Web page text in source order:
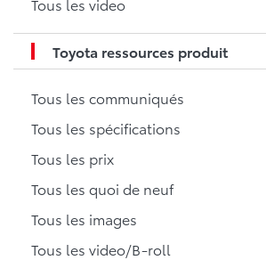
Toyota ressources produit
Tous les communiqués
Tous les spécifications
Tous les prix
Tous les quoi de neuf
Tous les images
Tous les video/B-roll